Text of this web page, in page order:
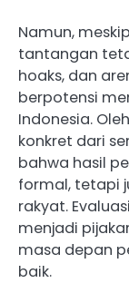
Namun,
tantangan
hoaks, dan
berpotensi
Indonesia.
konkret dari
bahwa hasil
formal, tetapi
rakyat.
menjadi
masa depan
baik.